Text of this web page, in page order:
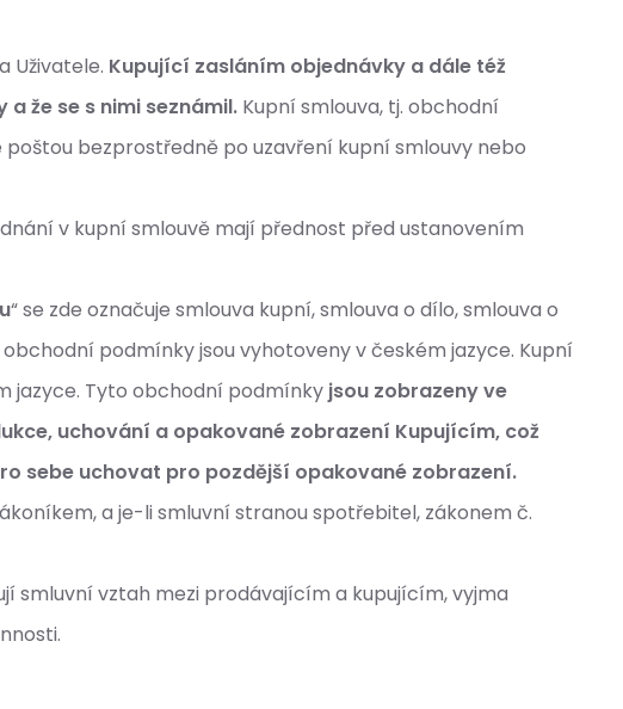
Uživatele. Kupující zasláním objednávky a dále též
že se s nimi seznámil. Kupní smlouva, tj. obchodní
bezprostředně po uzavření kupní smlouvy nebo
v kupní smlouvě mají přednost před ustanovením
“ se zde označuje smlouva kupní, smlouva o dílo, smlouva o
podmínky jsou vyhotoveny v českém jazyce. Kupní
jazyce. Tyto obchodní podmínky jsou zobrazeny ve
uchování a opakované zobrazení Kupujícím, což
sebe uchovat pro pozdější opakované zobrazení.
a je-li smluvní stranou spotřebitel, zákonem č.
smluvní vztah mezi prodávajícím a kupujícím, vyjma